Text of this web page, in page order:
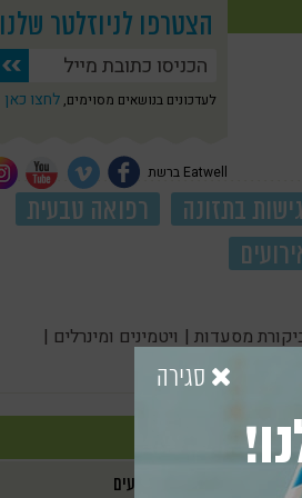
הצטרפו לניוזלטר שלנו
לעדכונים בנושאים מסוימים, לחצו כאן
Eatwell ברשת
גישות בתזונה
רפואה טבעית
מסעדות | ויטמינים ומינרלים |
אירועים
סגירה